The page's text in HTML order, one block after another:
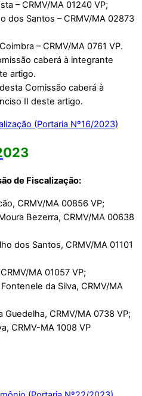
– CRMV/MA 01240 VP;
dos Santos – CRMV/MA 02873
– CRMV/MA 0761 VP.
caberá à integrante
artigo.
Comissão caberá à
II deste artigo.
(Portaria Nº16/2023)
023
de Fiscalização:
CRMV/MA 00856 VP;
Bezerra, CRMV/MA 00638
dos Santos, CRMV/MA 01101
MA 01057 VP;
da Silva, CRMV/MA
CRMV/MA 0738 VP;
CRMV-MA 1008 VP